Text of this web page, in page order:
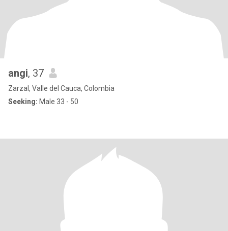
angi, 37
Zarzal, Valle del Cauca, Colombia
Seeking: Male 33 - 50